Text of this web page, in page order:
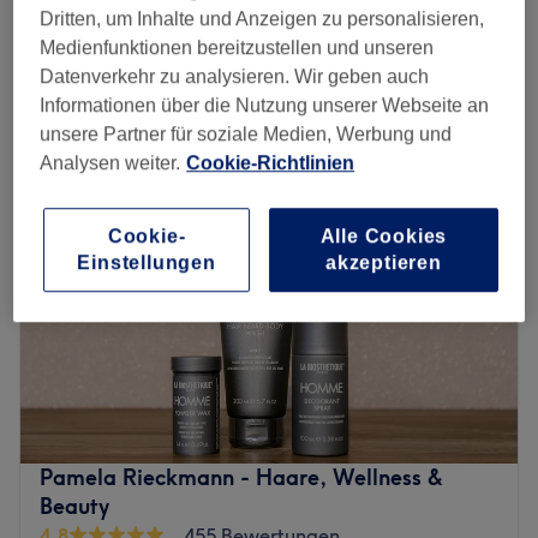
20 Min.
Schnellansicht Saloninfos
Montag 10:00–18:00
Dienstag
10:00– 18:00
Mittwoch
Freitag
10:00–18:00
Samstag
Geschlossen
Sonntag
Geschlossen
Lust auf tolle Haarschnitte und moderne Farben? Komm
im Salon Class Friseursalon Halstenbek vorbei und suche
dir aus dem vielfältigen Angebot das Passende für dich
Nächste öffentliche Verkehrsmittel:
Die Haltestelle Krupunder befindet sich nur eine
Gehminute vom Salon entfernt.
Pamela Rieckmann - Haare, Wellness &
Beauty
Dritten, um Inhalte und Anzeigen zu personalisieren,
Medienfunktionen bereitzustellen und unseren
Datenverkehr zu analysieren. Wir geben auch
Informationen über die Nutzung unserer Webseite an
unsere Partner für soziale Medien, Werbung und
Analysen weiter. Cookie-Richtlinien
Cookie-
Einstellungen
Alle Cookies
akzeptieren